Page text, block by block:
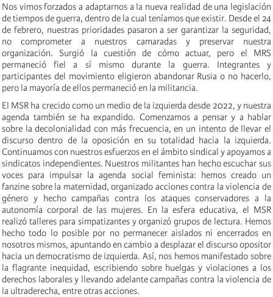
Nos vimos forzados a adaptarnos a la nueva realidad de una legislación
de tiempos de guerra, dentro de la cual teníamos que existir. Desde el 24
de febrero, nuestras prioridades pasaron a ser garantizar la seguridad,
no comprometer a nuestros camaradas y preservar nuestra
organización. Surgió la cuestión de cómo actuar, pero el MRS
permaneció fiel a sí mismo durante la guerra. Integrantes y
participantes del movimiento eligieron abandonar Rusia o no hacerlo,
pero la mayoría de ellos permaneció en la militancia.
El MSR ha crecido como un medio de la izquierda desde 2022, y nuestra
agenda también se ha expandido. Comenzamos a pensar y a hablar
sobre la decolonialidad con más frecuencia, en un intento de llevar el
discurso dentro de la oposición en su totalidad hacia la izquierda.
Continuamos con nuestros esfuerzos en el ámbito sindical y apoyamos a
sindicatos independientes. Nuestros militantes han hecho escuchar sus
voces para impulsar la agenda social feminista: hemos creado un
fanzine sobre la maternidad, organizado acciones contra la violencia de
género y hecho campañas contra los ataques conservadores a la
autonomía corporal de las mujeres. En la esfera educativa, el MSR
realizó talleres para simpatizantes y organizó grupos de lectura. Hemos
hecho todo lo posible por no permanecer aislados ni encerrados en
nosotros mismos, apuntando en cambio a desplazar el discurso opositor
hacia un democratismo de izquierda. Así, nos hemos manifestado sobre
la flagrante inequidad, escribiendo sobre huelgas y violaciones a los
derechos laborales y llevando adelante campañas contra la violencia de
la ultraderecha, entre otras acciones.